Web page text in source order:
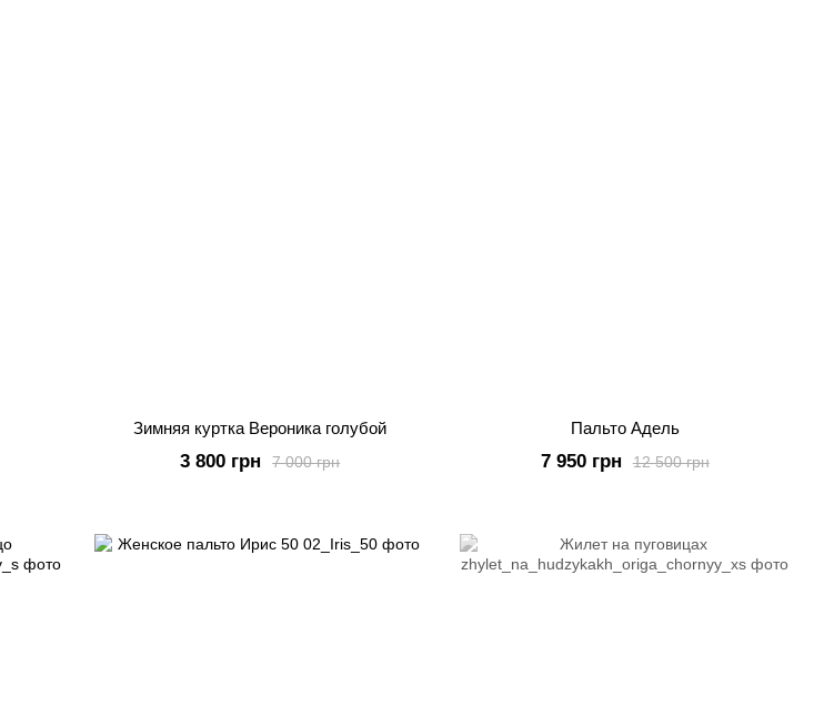
Зимняя куртка Вероника голубой
7 000 грн
3 800 грн
Пальто Адель
12 500 грн
7 950 грн